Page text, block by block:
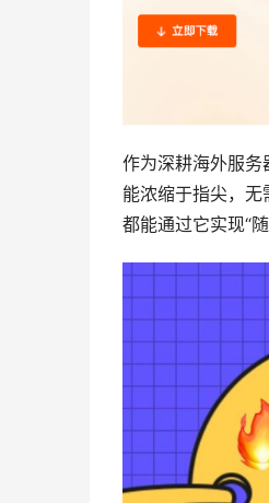
作为深耕海外服
能浓缩于指尖，无
都能通过它实现“